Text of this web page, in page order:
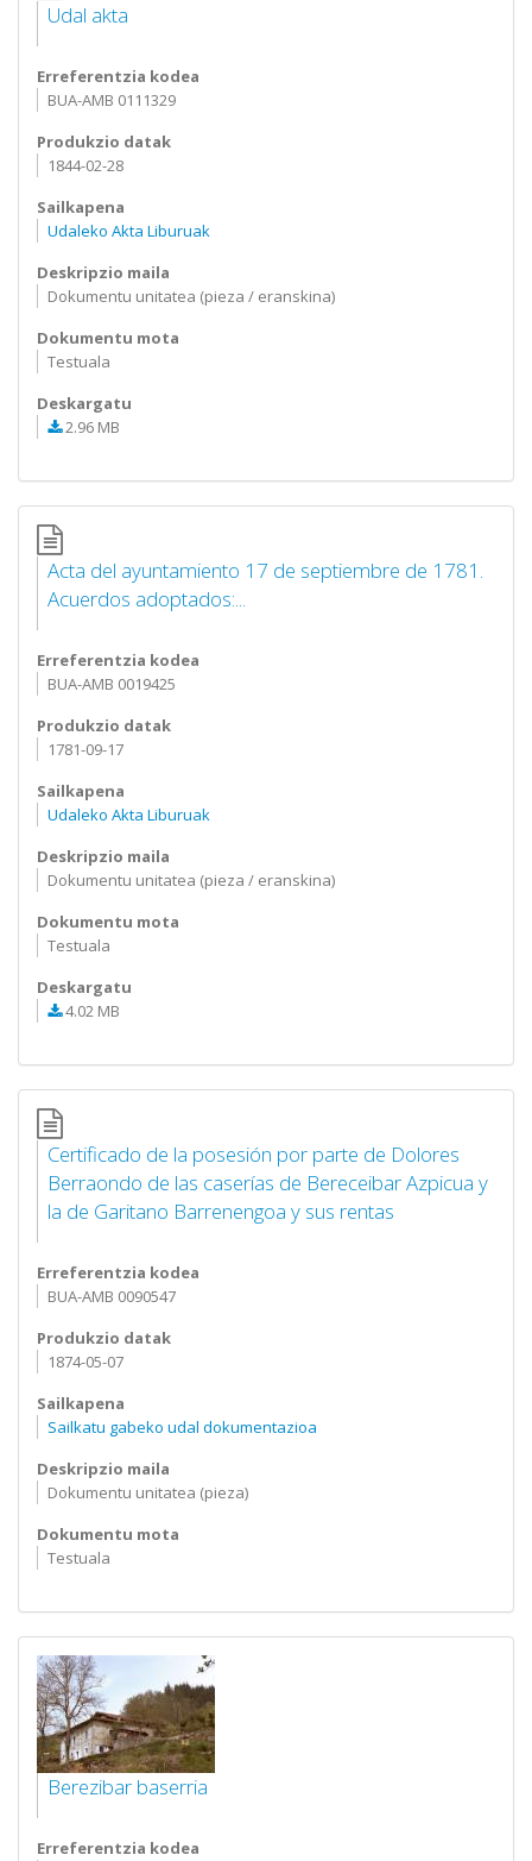
Udal akta
Erreferentzia kodea
BUA-AMB 0111329
Produkzio datak
1844-02-28
Sailkapena
Udaleko Akta Liburuak
Deskripzio maila
Dokumentu unitatea (pieza / eranskina)
Dokumentu mota
Testuala
Deskargatu
2.96 MB
Acta del ayuntamiento 17 de septiembre de 1781.
Acuerdos adoptados:...
Erreferentzia kodea
BUA-AMB 0019425
Produkzio datak
1781-09-17
Sailkapena
Udaleko Akta Liburuak
Deskripzio maila
Dokumentu unitatea (pieza / eranskina)
Dokumentu mota
Testuala
Deskargatu
4.02 MB
Certificado de la posesión por parte de Dolores
Berraondo de las caserías de Bereceibar Azpicua y
la de Garitano Barrenengoa y sus rentas
Erreferentzia kodea
BUA-AMB 0090547
Produkzio datak
1874-05-07
Sailkapena
Sailkatu gabeko udal dokumentazioa
Deskripzio maila
Dokumentu unitatea (pieza)
Dokumentu mota
Testuala
Berezibar baserria
Erreferentzia kodea